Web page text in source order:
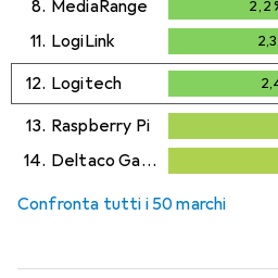
8. MediaRange 2,2
11. LogiLink 2,3
12. Logitech
13. Raspberry Pi
14. Deltaco Gaming
Confronta tutti i 50 marchi